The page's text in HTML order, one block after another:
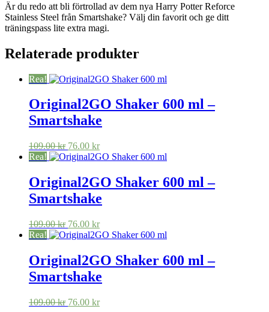
Är du redo att bli förtrollad av dem nya Harry Potter Reforce
Stainless Steel från Smartshake? Välj din favorit och ge ditt
träningspass lite extra magi.
Relaterade produkter
Rea!
Original2GO Shaker 600 ml –
Smartshake
109.00kr Det
ursprungliga
var:
109.00 kr.
76.00 krDet
nuvarande
är:
76.00 kr.
Rea!
Original2GO Shaker 600 ml –
Smartshake
109.00kr Det
ursprungliga
var:
109.00 kr.
76.00 krDet
nuvarande
är:
76.00 kr.
Rea!
Original2GO Shaker 600 ml –
Smartshake
109.00kr Det
76.00 krDet